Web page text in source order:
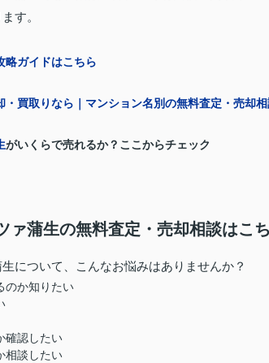
す。
略ガイドはこちら
・買取りなら｜マンション名別の無料査定・売却
がいくらで売れるか？ここからチェック
ァ蒲生の無料査定・売却相談はこ
について、こんなお悩みはありませんか？
のか知りたい
確認したい
相談したい